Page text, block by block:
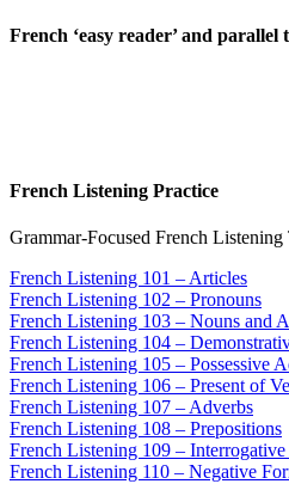
French ‘easy reader’ and parallel
French Listening Practice
Grammar-Focused French Listening
French Listening 101 – Articles
French Listening 102 – Pronouns
French Listening 103 – Nouns and
French Listening 104 –
French Listening 105 – Possessive
French Listening 106 – Present of
French Listening 107 – Adverbs
French Listening 108 – Prepositions
French Listening 109 –
French Listening 110 – Negative